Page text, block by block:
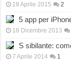
18 Aprile 2015 2
5 app per
18 Dicembre 2013
S sibilante:
7 Aprile 2014 1